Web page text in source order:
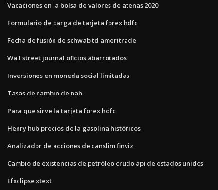
Vacaciones en la bolsa de valores de atenas 2020
Formulario de carga de tarjeta forex hdfc
Fecha de fusión de schwab td ameritrade
Wall street journal oficios abarrotados
Inversiones en moneda social limitadas
Tasas de cambio de nab
Para que sirve la tarjeta forex hdfc
Henry hub precios de la gasolina históricos
Analizador de acciones de canslim finviz
Cambio de existencias de petróleo crudo api de estados unidos
Efxclipse xtext